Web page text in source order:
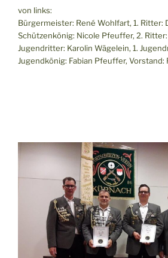
von links:
Bürgermeister: René Wohlfart, 1. Ritter:
Schützenkönig: Nicole Pfeuffer, 2.
Jugendritter: Karolin Wägelein, 1.
Jugendkönig: Fabian Pfeuffer,